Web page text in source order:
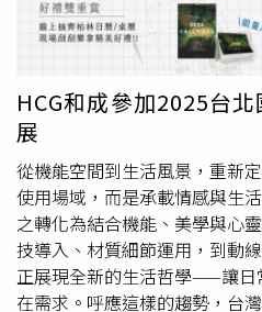
期+情緒麻痺 可能才是讓你苦
https://
是破壞制度，而是在制度中重
納的著名地標聖家堂，歷時
（Antoni Gaudí）逝世100週年
供）而最具代表性的，莫過於
越一個多世紀，由多代建築師
的展現，而是一種信念——「一
交付給下一代，並相信後人會
工程，從來不是為了快速完成
程，譚明珠也參與了為期5天
新上獲得深刻反思。（圖／譚
課程，她也特別介紹，從學校
密程度，到全程中英雙語即時
的，螢幕根本保護超好」、「
機支架、旁邊可以放學生證、
還不用另外找卡夾」；不過也
種的通常沒有辦法無線充電」。
HCG和成參加2025台
展
從機能空間到生活風景，重新
使用場域，而是承載情感與生
之轉化為結合機能、美學與心
技導入、材質細節運用，到動
正展現全新的生活哲學——讓日
在需求。呼應這樣的趨勢，台